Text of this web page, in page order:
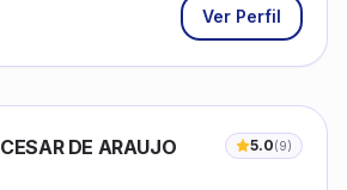
Ver Perfil
DIVINA CESAR DE ARAUJO 5.0(9)